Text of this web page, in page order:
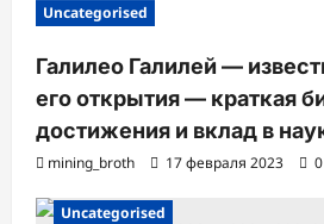
Uncategorised
Галилео Галилей —
его открытия — краткая
достижения и вклад в
mining_broth 17 февраля 2023 0
Uncategorised